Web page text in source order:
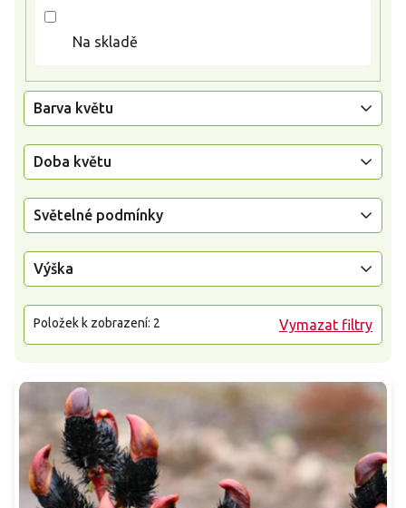
Na skladě
Barva květu
Doba květu
Světelné podmínky
Výška
Vymazat filtry
Položek k zobrazení: 2